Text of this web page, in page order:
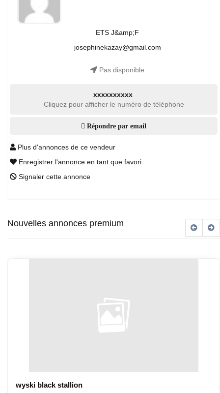
ETS J&amp;F
josephinekazay@gmail.com
Pas disponible
xxxxxxxxxx
Cliquez pour afficher le numéro de téléphone
Répondre par email
Plus d'annonces de ce vendeur
Enregistrer l'annonce en tant que favori
Signaler cette annonce
Nouvelles annonces premium
wyski black stallion